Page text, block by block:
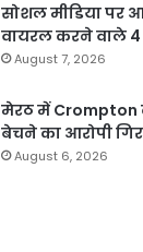
सोशल मीडिया पर
वायरल करने वाले
August 7, 2026
मेरठ में
बेचने का आरोपी
August 6, 2026